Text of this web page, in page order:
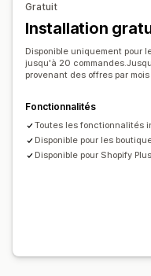
Produits physiques
Tarification fixe
Seuils de quantités
Réductions en fonction
Réductions forfaitaires
Deux pour le prix d’un
Réductions de ventes
Réductions de ventes
Gestion des réductions
Outil d’édition Modèles
Déclencheurs et règles
Analyses de données
Gratuit
Installation
Disponible uniquement pour
jusqu'à 20
provenant des offres par mois
Fonctionnalités
Toutes les fonctionnalités
Disponible pour les
Disponible pour Shopify